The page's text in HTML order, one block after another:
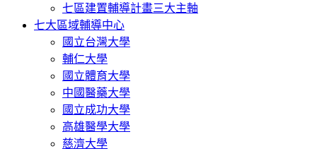
七區建置輔導計畫三大主軸
七大區域輔導中心
國立台灣大學
輔仁大學
國立體育大學
中國醫藥大學
國立成功大學
高雄醫學大學
慈濟大學